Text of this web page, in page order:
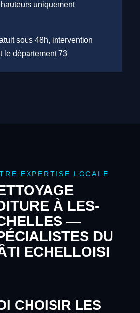
uniquement
sous 48h, intervention
le département 73
EXPERTISE LOCALE
À LES-
—
DU
ECHELLOISI
CHOISIR LES